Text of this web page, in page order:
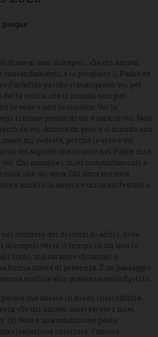
disse ai suoi discepoli: «Se mi amate,
comandamenti; e io pregherò il Padre ed
Paràclito perché rimanga con voi per
della verità, che il mondo non può
lo vede e non lo conosce. Voi lo
rimane presso di voi e sarà in voi. Non
da voi. Ancora un poco e il mondo non
mi vedrete, perché io vivo e voi
voi saprete che io sono nel Padre mio
voi. Chi accoglie i miei comandamenti e
colui che mi ama. Chi ama me sarà
e anch’io lo amerò e mi manifesterò a
contesto dei discorsi di addio, dove
i discepoli verso il tempo in cui non lo
occhi, ma saranno chiamati a
forma nuova di presenza. È un passaggio
visibile alla presenza nello Spirito.
parola che unisce in modo inscindibile
«Se mi amate, osserverete i miei
15). Non è una condizione posta
rivelazione interiore: l’amore